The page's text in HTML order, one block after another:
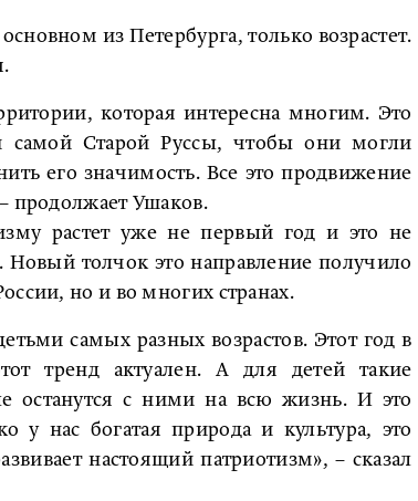
из Петербурга, только возрастет.
которая интересна многим. Это
Старой Руссы, чтобы они могли
его значимость. Все это продвижение
продолжает Ушаков.
растет уже не первый год и это не
Новый толчок это направление получило
но и во многих странах.
самых разных возрастов. Этот год в
тренд актуален. А для детей такие
останутся с ними на всю жизнь. И это
у нас богатая природа и культура, это
настоящий патриотизм», – сказал